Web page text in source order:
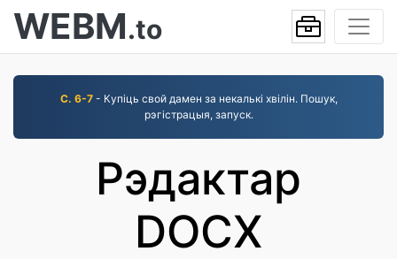
WEBM.to
С. 6-7- Купіць свой дамен за некалькі хвілін. Пошук,
рэгістрацыя, запуск.
Рэдактар
DOCX